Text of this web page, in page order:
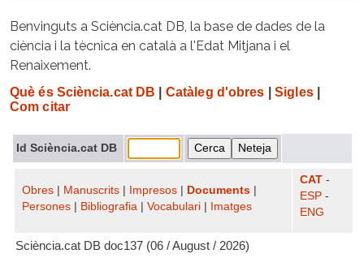
Benvinguts a Sciència.cat DB, la base de dades de la
ciència i la tècnica en català a l'Edat Mitjana i el
Renaixement.
Què és Sciència.cat DB Catàleg d'obres Sigles|
Com citar
Id Sciència.cat DB
Obres Manuscrits Impresos Documents
Persones
Bibliografia Vocabulari Imatges
CAT -
ESP -
ENG
Sciència.cat DB doc137 (06 / August / 2026)